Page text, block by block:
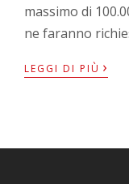
massimo di
ne faranno
LEGGI DI PIÙ ›